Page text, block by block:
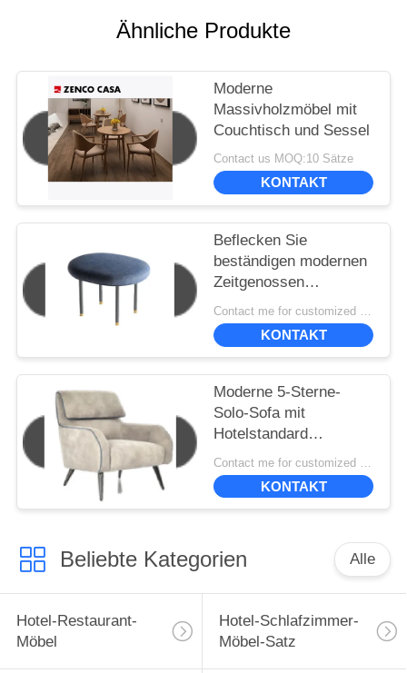
Ähnliche Produkte
Moderne
Massivholzmöbel mit
Couchtisch und Sessel
Contact us MOQ:10 Sätze
KONTAKT
Beflecken Sie
beständigen modernen
Zeitgenossen
gepolstert, Stühle
speisend 50*40*45cm
KONTAKT
Moderne 5-Sterne-
Solo-Sofa mit
Hotelstandard
830*870*980
Contact me for customized MOQ:10
KONTAKT
Beliebte Kategorien Alle
Hotel-Restaurant-
Möbel
Hotel-Schlafzimmer-
Möbel-Satz